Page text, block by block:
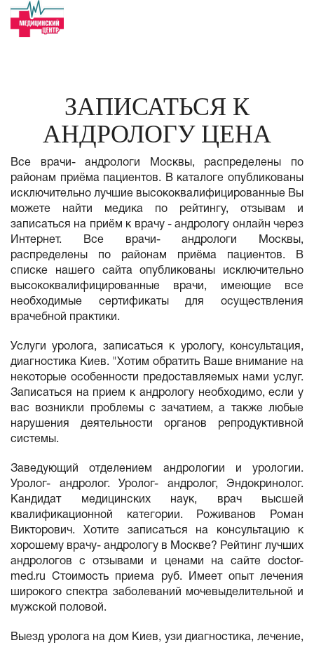
ЗАПИСАТЬСЯ К
АНДРОЛОГУ ЦЕНА
Все врачи- андрологи Москвы, распределены по
районам приёма пациентов. В каталоге опубликованы
исключительно лучшие высококвалифицированные Вы
можете найти медика по рейтингу, отзывам и
записаться на приём к врачу - андрологу онлайн через
Интернет. Все врачи- андрологи Москвы,
распределены по районам приёма пациентов. В
списке нашего сайта опубликованы исключительно
высококвалифицированные врачи, имеющие все
необходимые сертификаты для осуществления
врачебной практики.
Услуги уролога, записаться к урологу, консультация,
диагностика Киев. "Хотим обратить Ваше внимание на
некоторые особенности предоставляемых нами услуг.
Записаться на прием к андрологу необходимо, если у
вас возникли проблемы с зачатием, а также любые
нарушения деятельности органов репродуктивной
системы.
Заведующий отделением андрологии и урологии.
Уролог- андролог. Уролог- андролог, Эндокринолог.
Кандидат медицинских наук, врач высшей
квалификационной категории. Роживанов Роман
Викторович. Хотите записаться на консультацию к
хорошему врачу- андрологу в Москве? Рейтинг лучших
андрологов с отзывами и ценами на сайте doctor-
med.ru Стоимость приема руб. Имеет опыт лечения
широкого спектра заболеваний мочевыделительной и
мужской половой.
Выезд уролога на дом Киев, узи диагностика, лечение,